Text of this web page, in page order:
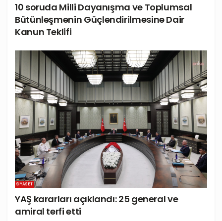
10 soruda Milli Dayanışma ve Toplumsal
Bütünleşmenin Güçlendirilmesine Dair
Kanun Teklifi
SIYASET
YAŞ kararları açıklandı: 25 general ve
amiral terfi etti